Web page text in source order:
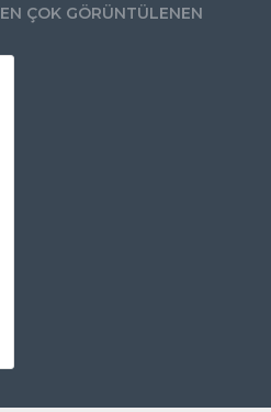
EN ÇOK GÖRÜNTÜLENEN